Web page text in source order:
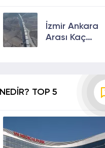
Sunulan Son
Özellikler 2024
İzmir Ankara
Arası Kaç
NEDİR? TOP 5